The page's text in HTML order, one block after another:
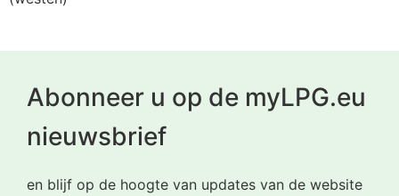
Abonneer u op de myLPG.eu
nieuwsbrief
en blijf op de hoogte van updates van de website